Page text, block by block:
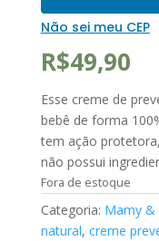
Não sei meu CEP
R$49,90
Esse creme de
bebê de forma
tem ação
não possui
Fora de estoque
Categoria: Mamy &
natural, creme